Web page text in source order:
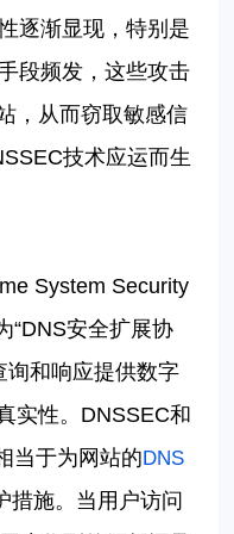
逐渐显现，特别是
段频发，这些攻击
，从而窃取敏感信
技术应运而生
System Security
“DNS安全扩展协
询和响应提供数字
实性。 DNSSEC和
当于为网站的 DNS
措施。当用户访问